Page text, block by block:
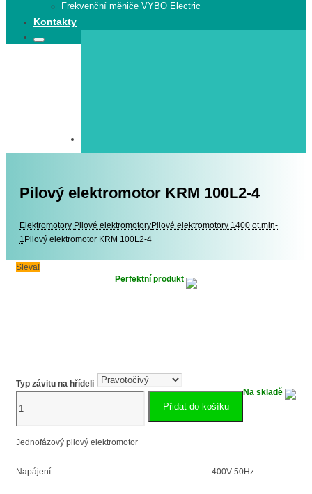
Frekvenční měniče VYBO Electric
Kontakty
Search
Search
Pilový elektromotor KRM 100L2-4
Elektromotory Elektromotory
Pilové elektromotoryPilové elektromotory 1400 ot.min-
1 Pilový elektromotor KRM 100L2-4
Sleva!
Perfektní produkt
Typ závitu na hřídeli
Na skladě
elektromotor
KRM
100L2-
množství
Přidat do košíku
Jednofázový pilový elektromotor
Napájení 400V-50Hz